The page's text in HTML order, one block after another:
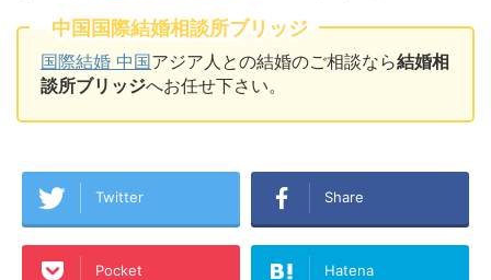
中国国際結婚相談所ブリッジ
国際結婚 中国アジア人との結婚のご相談なら結婚相
談所ブリッジへお任せ下さい。
Twitter Share
Pocket Hatena